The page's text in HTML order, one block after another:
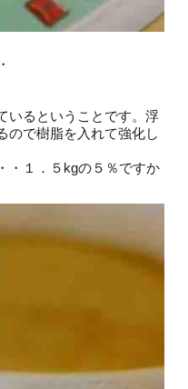
いるということです。浮
ので樹脂を入れて強化し
・１．５kgの５％ですか